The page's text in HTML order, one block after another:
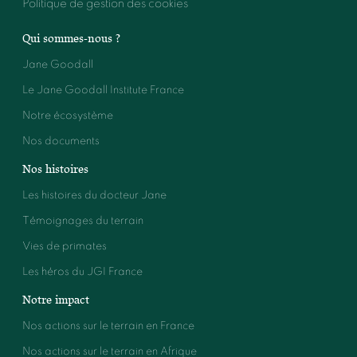
News Day
We Demain / Livre
Vogue France
Sorcières
L'express
Saumur Magazine
Politique de gestion des cookies
Qui sommes-nous ?
Jane Goodall
Le Jane Goodall Institute France
Notre écosystème
Nos documents
Nos histoires
Les histoires du docteur Jane
Témoignages du terrain
Vies de primates
Les héros du JGI France
Notre impact
Nos actions sur le terrain en France
Nos actions sur le terrain en Afrique